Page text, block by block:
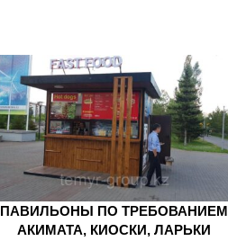
ПАВИЛЬОНЫ ПО ТРЕБОВАНИЕМ
АКИМАТА, КИОСКИ, ЛАРЬКИ